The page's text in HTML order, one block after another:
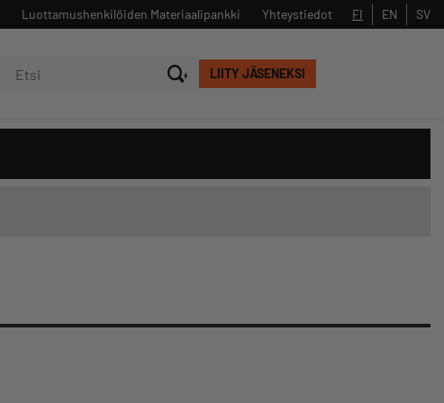
Yhteystiedot
Luottamushenkilöiden Materiaalipankki FI EN SV
LIITY JÄSENEKSI
Sulje